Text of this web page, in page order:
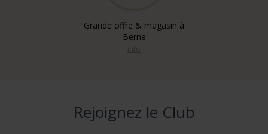
Grande offre & magasin à
Berne
Rejoignez le Club